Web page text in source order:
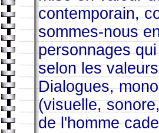
contemporain,
sommes-nous
personnages
selon les
Dialogues,
(visuelle,
de l'homme